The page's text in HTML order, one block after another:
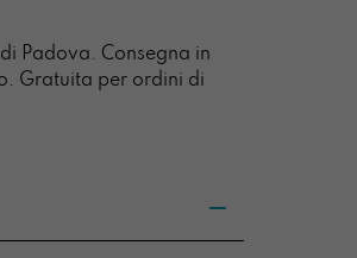
Padova. Consegna in
Gratuita per ordini di